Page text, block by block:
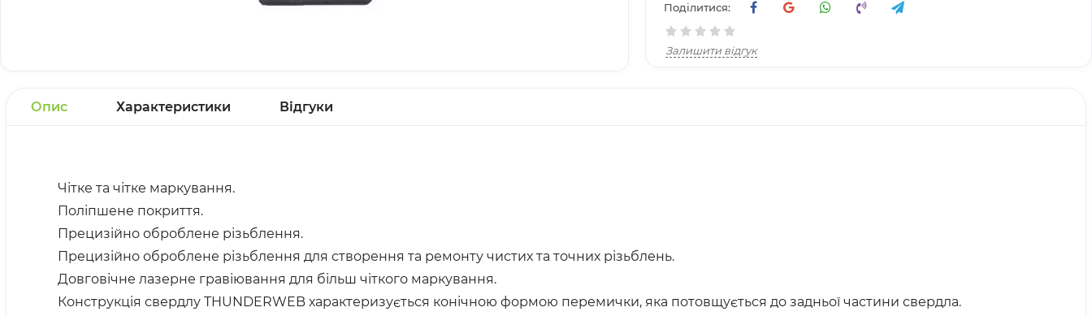
Поділитися:
Залишити відгук
Опис Характеристики Відгуки
Чітке та чітке маркування.
Поліпшене покриття.
Прецизійно оброблене різьблення.
Прецизійно оброблене різьблення для створення та ремонту чистих та точних різьблень.
Довговічне лазерне гравіювання для більш чіткого маркування.
Конструкція свердлу THUNDERWEB характеризується конічною формою перемички, яка потовщується до задньої частини свердла.